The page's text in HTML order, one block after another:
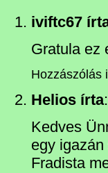
iviftc67
Gratula ez
Hozzászólás
Helios írta:
Kedves
egy
Fradista